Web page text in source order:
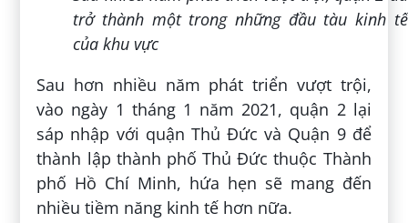
trở thành một trong những đầu tàu kinh tế
của khu vực
Sau hơn nhiều năm phát triển vượt trội,
vào ngày 1 tháng 1 năm 2021, quận 2 lại
sáp nhập với quận Thủ Đức và Quận 9 để
thành lập thành phố Thủ Đức thuộc Thành
phố Hồ Chí Minh, hứa hẹn sẽ mang đến
nhiều tiềm năng kinh tế hơn nữa.